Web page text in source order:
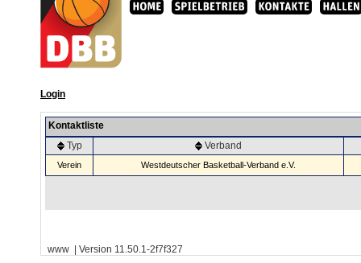
Login
Kontaktliste
Typ
Verband
Verein Westdeutscher Basketball-Verband e.V.
www | Version 11.50.1-2f7f327